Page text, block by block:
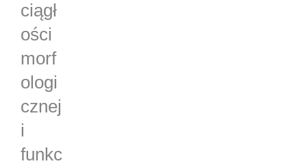
ciągł
ości
morf
ologi
cznej
i
funkc